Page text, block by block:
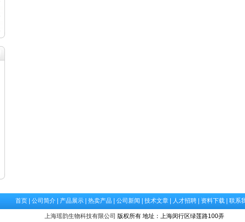
首页 公司简介 产品展示 热卖产品 公司新闻 技术文章 人才招聘 资料下载 联系
上海瑶韵生物科技有限公司 版权所有 地址：上海闵行区绿莲路100弄